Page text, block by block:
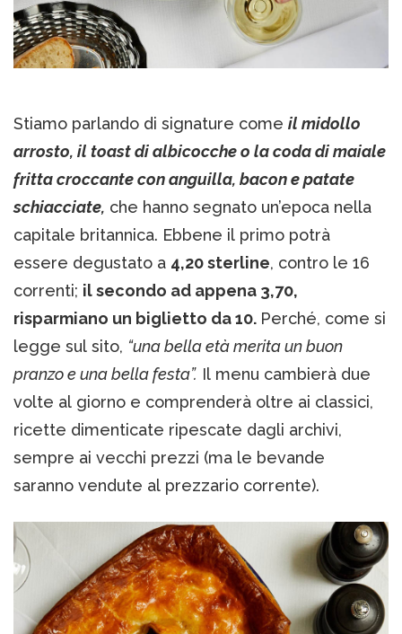
Stiamo parlando di signature come il midollo
arrosto, il toast di albicocche o la coda di maiale
fritta croccante con anguilla, bacon e patate
schiacciate, che hanno segnato un’epoca nella
capitale britannica. Ebbene il primo potrà
essere degustato a 4,20 sterline, contro le 16
correnti; il secondo ad appena 3,70,
risparmiano un biglietto da 10. Perché, come si
legge sul sito, “una bella età merita un buon
pranzo e una bella festa”. Il menu cambierà due
volte al giorno e comprenderà oltre ai classici,
ricette dimenticate ripescate dagli archivi,
sempre ai vecchi prezzi (ma le bevande
saranno vendute al prezzario corrente).